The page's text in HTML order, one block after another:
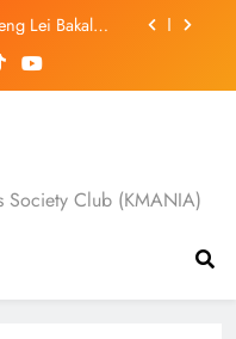
Sehala’
Cinta,
Jenayah di
Lei Bakal
Society Club (KMANIA)